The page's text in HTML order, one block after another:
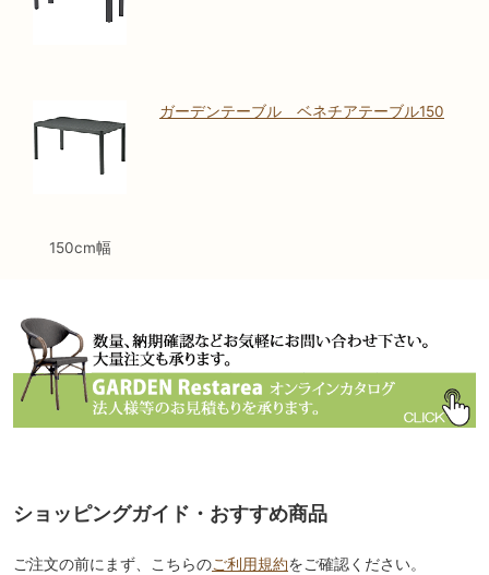
150cm幅
ガーデンテーブル ベネチアテーブル150
ショッピングガイド・おすすめ商品
ご注文の前にまず、こちらのご利用規約をご確認ください。